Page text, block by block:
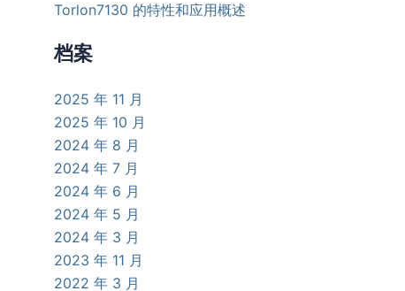
Torlon7130 的特性和应用概述
档案
2025 年 11 月
2025 年 10 月
2024 年 8 月
2024 年 7 月
2024 年 6 月
2024 年 5 月
2024 年 3 月
2023 年 11 月
2022 年 3 月